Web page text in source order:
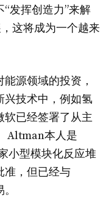
发挥创造力”来解
这将成为一个越来
源领域的投资，
兴技术中，例如氢
软已经签署了从主
Altman本人是
小型模块化反应堆
准，但已经与